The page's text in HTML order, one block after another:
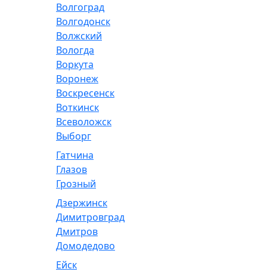
Волгоград
Волгодонск
Волжский
Вологда
Воркута
Воронеж
Воскресенск
Воткинск
Всеволожск
Выборг
Гатчина
Глазов
Грозный
Дзержинск
Димитровград
Дмитров
Домодедово
Ейск